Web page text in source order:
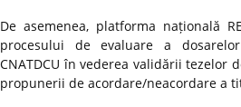
De asemenea, platforma națională
procesului de evaluare a
CNATDCU în vederea validării tezelor
propunerii de acordare/neacordare a